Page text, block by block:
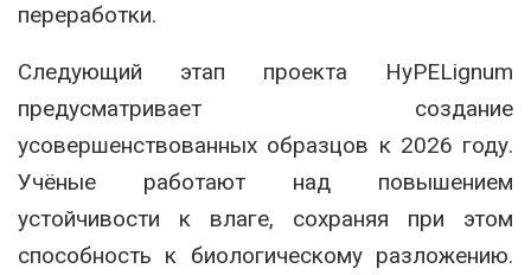
переработки.
Следующий этап проекта HyPELignum
предусматривает создание
усовершенствованных образцов к 2026 году.
Учёные работают над повышением
устойчивости к влаге, сохраняя при этом
способность к биологическому разложению.